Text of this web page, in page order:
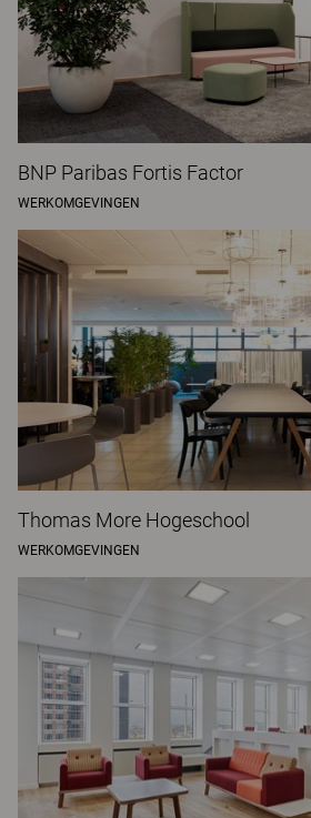
BNP Paribas Fortis Factor
WERKOMGEVINGEN
Thomas More Hogeschool
WERKOMGEVINGEN